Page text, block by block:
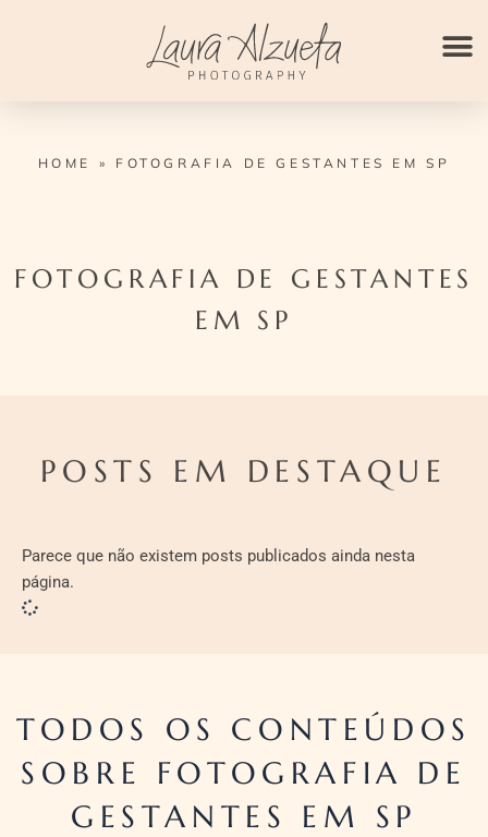
HOME » FOTOGRAFIA DE GESTANTES EM SP
FOTOGRAFIA DE GESTANTES
EM SP
POSTS EM DESTAQUE
Parece que não existem posts publicados ainda nesta
página.
TODOS OS CONTEÚDOS
SOBRE FOTOGRAFIA DE
GESTANTES EM SP